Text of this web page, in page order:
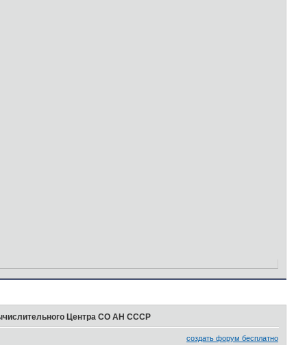
Центра СО АН СССР
создать форум бесплатно